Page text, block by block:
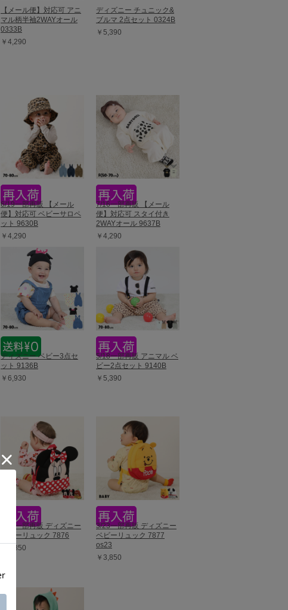
【メール便】対応可 アニ
マル柄半袖2WAYオール
0333B
￥4,290
ディズニー チュニック&
ブルマ 2点セット 0324B
￥5,390
6/19一部再販 【メール
便】対応可 ベビーサロペ
ット 9630B
￥4,290
7/16一部再販 【メール
便】対応可 スタイ付き
2WAYオール 9637B
￥4,290
ディズニー ベビー3点セ
ット 9136B
￥6,930
5/18一部再販 アニマル ベ
ビー2点セット 9140B
￥5,390
6/19一部再販 ディズニー
ベビーリュック 7876
￥3,850
3/23一部再販 ディズニー
ベビーリュック 7877
os23
￥3,850